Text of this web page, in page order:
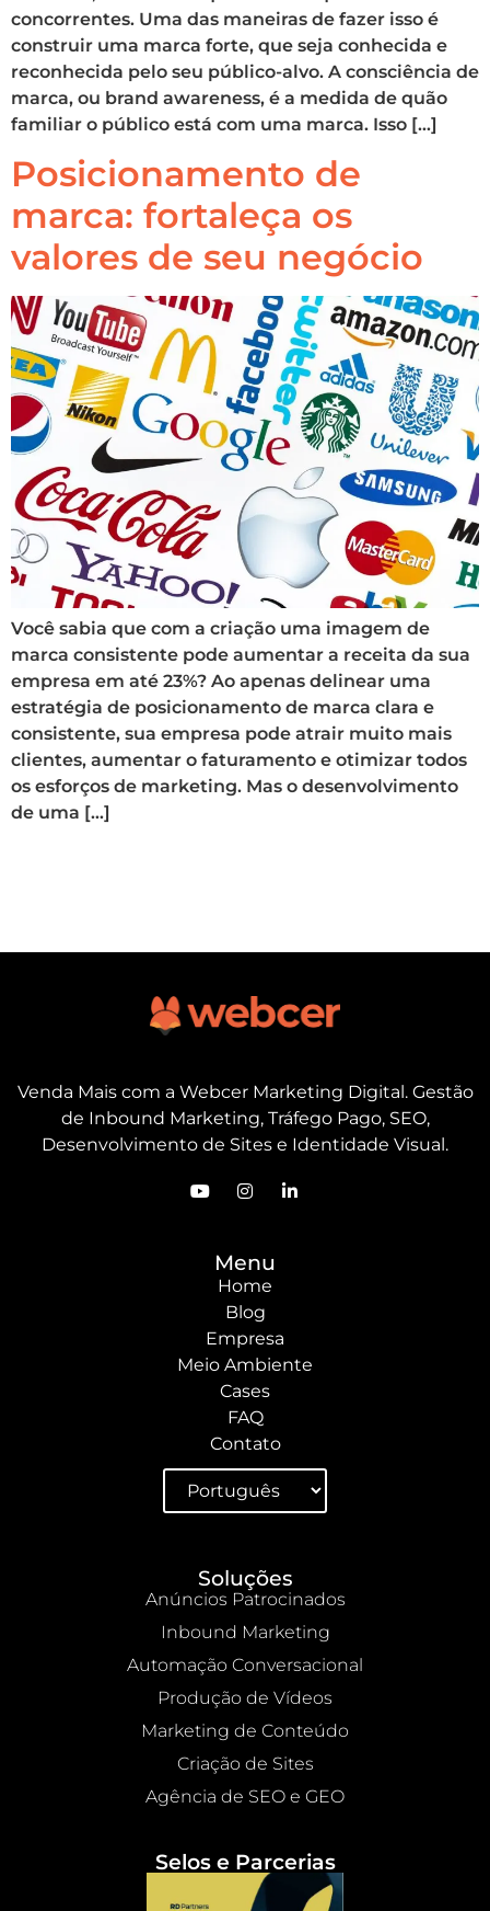
concorrentes. Uma das maneiras de fazer isso é
construir uma marca forte, que seja conhecida e
reconhecida pelo seu público-alvo. A consciência de
marca, ou brand awareness, é a medida de quão
familiar o público está com uma marca. Isso […]
Posicionamento de
marca: fortaleça os
valores de seu negócio
Você sabia que com a criação uma imagem de
marca consistente pode aumentar a receita da sua
empresa em até 23%? Ao apenas delinear uma
estratégia de posicionamento de marca clara e
consistente, sua empresa pode atrair muito mais
clientes, aumentar o faturamento e otimizar todos
os esforços de marketing. Mas o desenvolvimento
de uma […]
Venda Mais com a Webcer Marketing Digital. Gestão
de Inbound Marketing, Tráfego Pago, SEO,
Desenvolvimento de Sites e Identidade Visual.
Menu
Home
Blog
Empresa
Meio Ambiente
Cases
FAQ
Contato
Soluções
Anúncios Patrocinados
Inbound Marketing
Automação Conversacional
Produção de Vídeos
Marketing de Conteúdo
Criação de Sites
Agência de SEO e GEO
Selos e Parcerias